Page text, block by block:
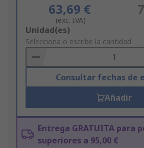
63,69 €
(exc. IVA)
Add
to
Basket
Unidad(es)
Selecciona o escribe la cantidad
Consultar fechas de
Añadir
Entrega GRATUITA para
superiores a 95,00 €